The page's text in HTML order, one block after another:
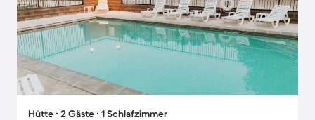
Hütte ∙ 2 Gäste ∙ 1 Schlafzimmer